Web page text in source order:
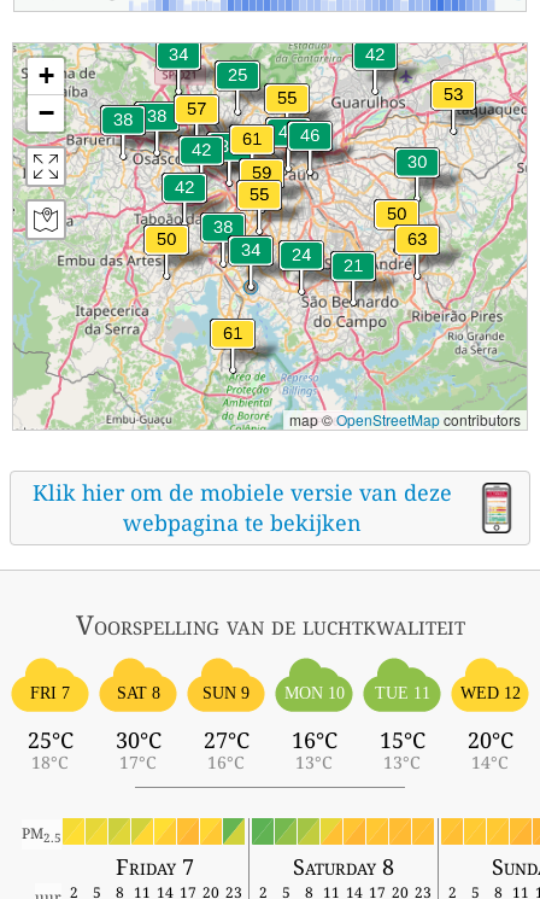
+
−
map ©OpenStreetMapcontributors
Klik hier om de mobiele versie van deze
webpagina te bekijken
Voorspelling van de luchtkwaliteit
FRI 7
25°C
18°C
SAT 8
30°C
17°C
SUN 9
27°C
16°C
MON 10
16°C
13°C
TUE 11
15°C
13°C
WED 12
20°C
14°C
PM2.5
Friday 7 Saturday 8
2 5 8 11 14 17 20 23 2 5 8 11 14 17 20 23 2 5 8 11